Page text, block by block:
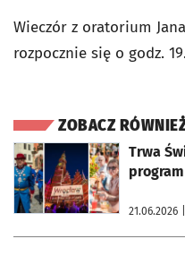
Wieczór z oratorium
rozpocznie się o godz.
ZOBACZ
Trwa
21.06.2026
otworzy się w nowej karcie